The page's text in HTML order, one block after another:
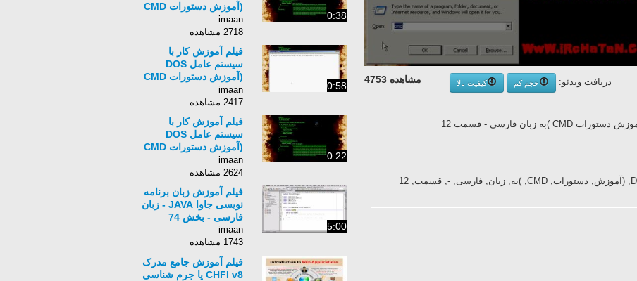
مشاهده 4753 دریافت ویدئو: حجم کم
کیفیت بالا
0:38
(آموزش دستورات CMD
)به زبان فارسی - قسمت
11
imaan
2718 مشاهده
0:58
فیلم آموزش کار با
سیستم عامل DOS
(آموزش دستورات CMD
)به زبان فارسی - قسمت
13
imaan
2417 مشاهده
0:22
فیلم آموزش کار با
سیستم عامل DOS
(آموزش دستورات CMD
)به زبان فارسی - قسمت
14
imaan
2624 مشاهده
5:00
فیلم آموزش زبان برنامه
نویسی جاوا JAVA - زبان
فارسی - بخش 74
imaan
1743 مشاهده
فیلم آموزش جامع مدرک
CHFI v8 یا جرم شناسی